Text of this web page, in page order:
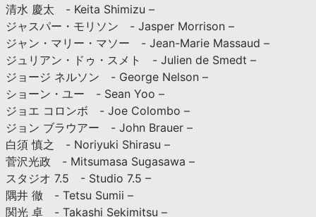
清水 慶太 - Keita Shimizu –
ジャスパー・モリソン - Jasper Morrison –
ジャン・マリー・マソー - Jean-Marie Massaud –
ジュリアン・ドゥ・スメト - Julien de Smedt –
ジョージ ネルソン - George Nelson –
ショーン・ユー - Sean Yoo –
ジョエ コロンボ - Joe Colombo –
ジョン ブラウアー - John Brauer –
白須 慎之 - Noriyuki Shirasu –
菅沢光政 - Mitsumasa Sugasawa –
スタジオ 7.5 - Studio 7.5 –
隅井 徹 - Tetsu Sumii –
関光 卓 - Takashi Sekimitsu –